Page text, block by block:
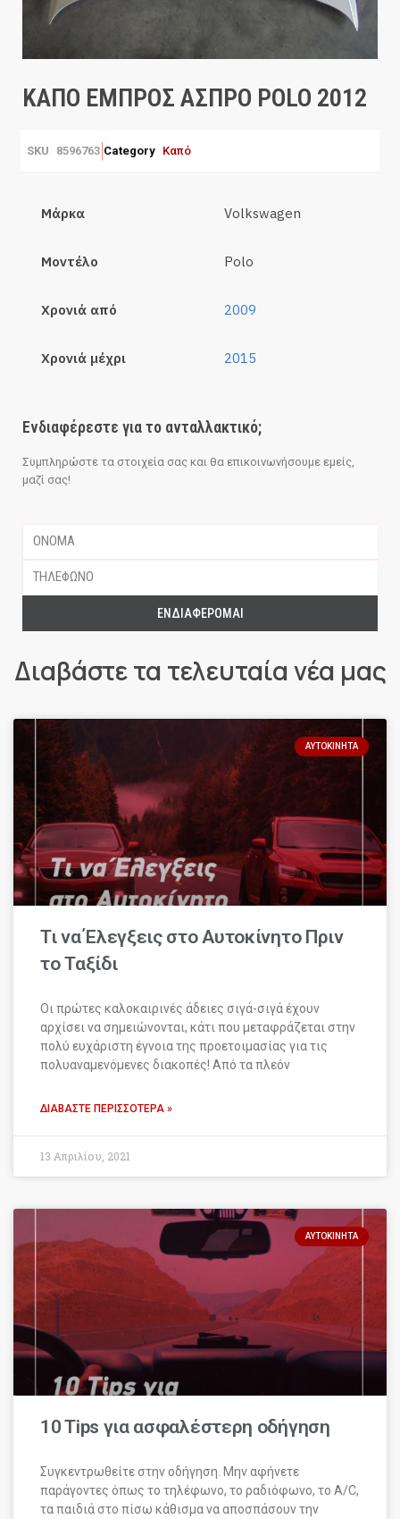
ΚΑΠΟ ΕΜΠΡΟΣ ΑΣΠΡΟ POLO 2012
SKU 8596763 Category Καπό
Μάρκα Volkswagen
Μοντέλο Polo
Χρονιά από 2009
Χρονιά μέχρι 2015
Ενδιαφέρεστε για το ανταλλακτικό;
Συμπληρώστε τα στοιχεία σας και θα επικοινωνήσουμε εμείς,
μαζί σας!
ΕΝΔΙΑΦΈΡΟΜΑΙ
Διαβάστε τα τελευταία νέα μας
ΑΥΤΟΚΊΝΗΤΑ
Τι να Έλεγξεις στο Αυτοκίνητο Πριν
το Ταξίδι
Οι πρώτες καλοκαιρινές άδειες σιγά-σιγά έχουν
αρχίσει να σημειώνονται, κάτι που μεταφράζεται στην
πολύ ευχάριστη έγνοια της προετοιμασίας για τις
πολυαναμενόμενες διακοπές! Από τα πλεόν
ΔΙΑΒΆΣΤΕ ΠΕΡΙΣΣΌΤΕΡΑ »
13 Απριλίου, 2021
ΑΥΤΟΚΊΝΗΤΑ
10 Tips για ασφαλέστερη οδήγηση
Συγκεντρωθείτε στην οδήγηση. Μην αφήνετε
παράγοντες όπως το τηλέφωνο, το ραδιόφωνο, το A/C,
τα παιδιά στο πίσω κάθισμα να αποσπάσουν την